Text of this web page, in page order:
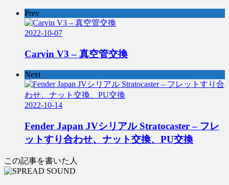
Prev
2022-10-07
Carvin V3 – 真空管交換
Next
2022-10-14
Fender Japan JVシリアル Stratocaster – フレ
ットすり合わせ、ナット交換、PU交換
この記事を書いた人